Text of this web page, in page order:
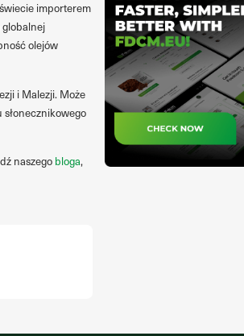
importerem
olejów
i Malezji. Może
naszego bloga,